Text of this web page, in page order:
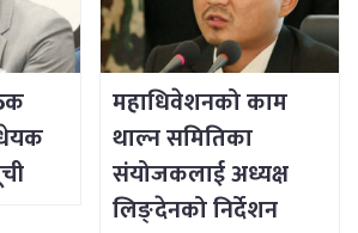
महाधिवेशनको काम
थाल्न समितिका
संयोजकलाई अध्यक्ष
लिङ्देनको निर्देशन